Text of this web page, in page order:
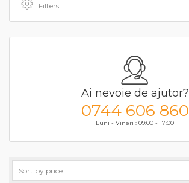
Filters
Ai nevoie de ajutor?
0744 606 860
Luni - Vineri : 09:00 - 17:00